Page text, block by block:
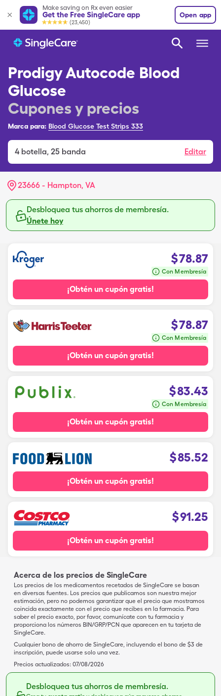
Make saving on Rx even easier
Get the Free SingleCare app
(23,450)
Open app
Prodigy Autocode Blood
Glucose
Cupones y precios
Marca para: Blood Glucose Test Strips 333
4 botella, 25 banda Editar
23666 - Hampton, VA
Desbloquea tus ahorros de membresía.
Únete hoy
$78.87
Con Membresía
¡Obtén un cupón gratis!
$78.87
Con Membresía
¡Obtén un cupón gratis!
$83.43
Con Membresía
¡Obtén un cupón gratis!
$85.52
¡Obtén un cupón gratis!
$91.25
¡Obtén un cupón gratis!
Acerca de los precios de SingleCare
Los precios de los medicamentos recetados de SingleCare se basan
en diversas fuentes. Los precios que publicamos son nuestra mejor
estimación, pero no podemos garantizar que el precio que mostramos
coincida exactamente con el precio que recibes en la farmacia. Para
saber el precio exacto, por favor, comunícate con tu farmacia y
proporciona los números BIN/GRP/PCN que aparecen en tu tarjeta de
SingleCare.
Cualquier bono de ahorro de SingleCare, incluyendo el bono de $3 de
inscripción, puede usarse solo una vez.
Precios actualizados: 07/08/2026
Desbloquea tus ahorros de membresía.